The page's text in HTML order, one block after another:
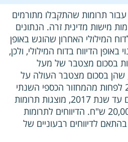
עבור תרומות שהתקבלו מתורמים
מישות מדינית זרה. הנתונים
המילולי האחרון שהוגש באופן
2018 חל שינוי באופן הדיווח בדוח המילולי, ולכן,
תרומות בסכום מצטבר של מעל
שהן בסכום מצטבר העולה על
50,000 ש"ח המהוות 20% לפחות מהמחזור הכספי השנתי
של העמותה, ואילו בדיווחים עד שנת 2017, מוצגות תרומות
בסכום מצטבר של מעל 20,000 ש"ח. הדיווחים לתרומות
לדיווחים רבעוניים של